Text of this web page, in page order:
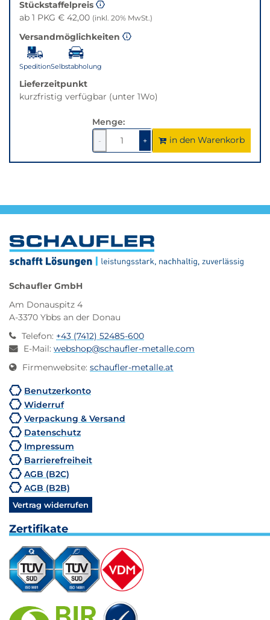
der
gewünschten
Variante.
Stückstaffelpreis
ab 1 PKG € 42,00 (inkl. 20% MwSt.)
Versandmöglichkeiten
SpeditionSelbstabholung
Lieferzeitpunkt
kurzfristig verfügbar (unter 1Wo)
Menge:
-
1
verringern
+1um
1
erhöhen
in den Warenkorb
Schaufler GmbH
Am Donauspitz 4
A-3370 Ybbs an der Donau
Telefon: +43 (7412) 52485-600
E-Mail: webshop@schaufler-metalle.com
Firmenwebsite: schaufler-metalle.at
Benutzerkonto
Widerruf
Verpackung & Versand
Datenschutz
Impressum
Barrierefreiheit
AGB (B2C)
AGB (B2B)
Vertrag widerrufen
Zertifikate